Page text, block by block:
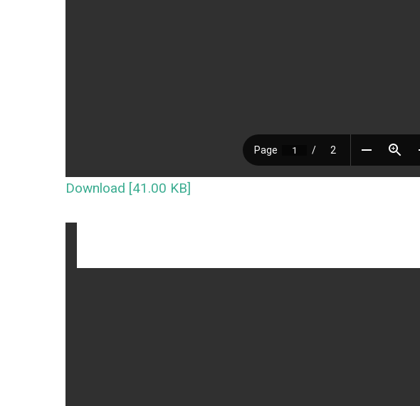
Download [41.00 KB]